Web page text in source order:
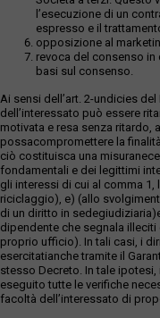
l’esecuzione di un
espresso e il
opposizione al
revoca del consenso
basi sul consenso.
Ai sensi dell’art. 2-undicies
dell’interessato può essere
motivata e resa senza ritardo,
possacompromettere la
ciò costituisca una
fondamentali e dei legittimi
gli interessi di cui al comma 1,
riciclaggio), e) (allo
di un diritto in
dipendente che segnala
proprio ufficio). In tali casi, i
esercitatianche tramite il
stesso Decreto. In tale ipotesi,
eseguito tutte le verifiche
facoltà dell’interessato di